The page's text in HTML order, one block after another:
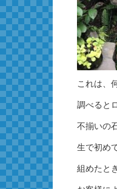
これは、
調べると
不揃いの
生で初め
組めたと